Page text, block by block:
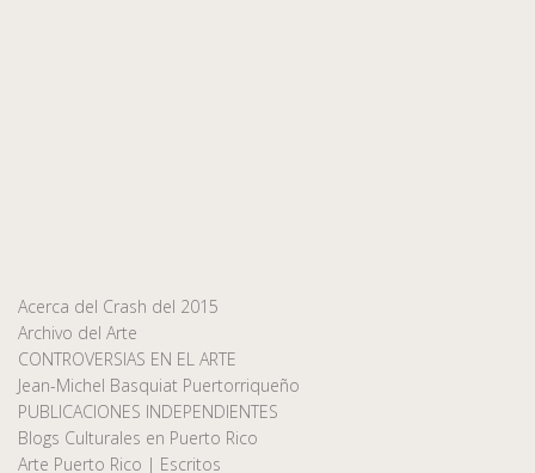
Acerca del Crash del 2015
Archivo del Arte
CONTROVERSIAS EN EL ARTE
Jean-Michel Basquiat Puertorriqueño
PUBLICACIONES INDEPENDIENTES
Blogs Culturales en Puerto Rico
Arte Puerto Rico | Escritos